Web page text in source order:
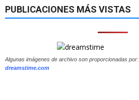
PUBLICACIONES MÁS VISTAS
Algunas imágenes de archivo son proporcionadas por:
dreamstime.com